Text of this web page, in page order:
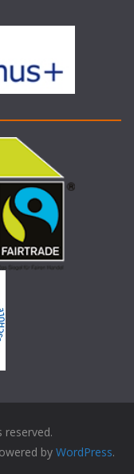
reserved.
by WordPress.